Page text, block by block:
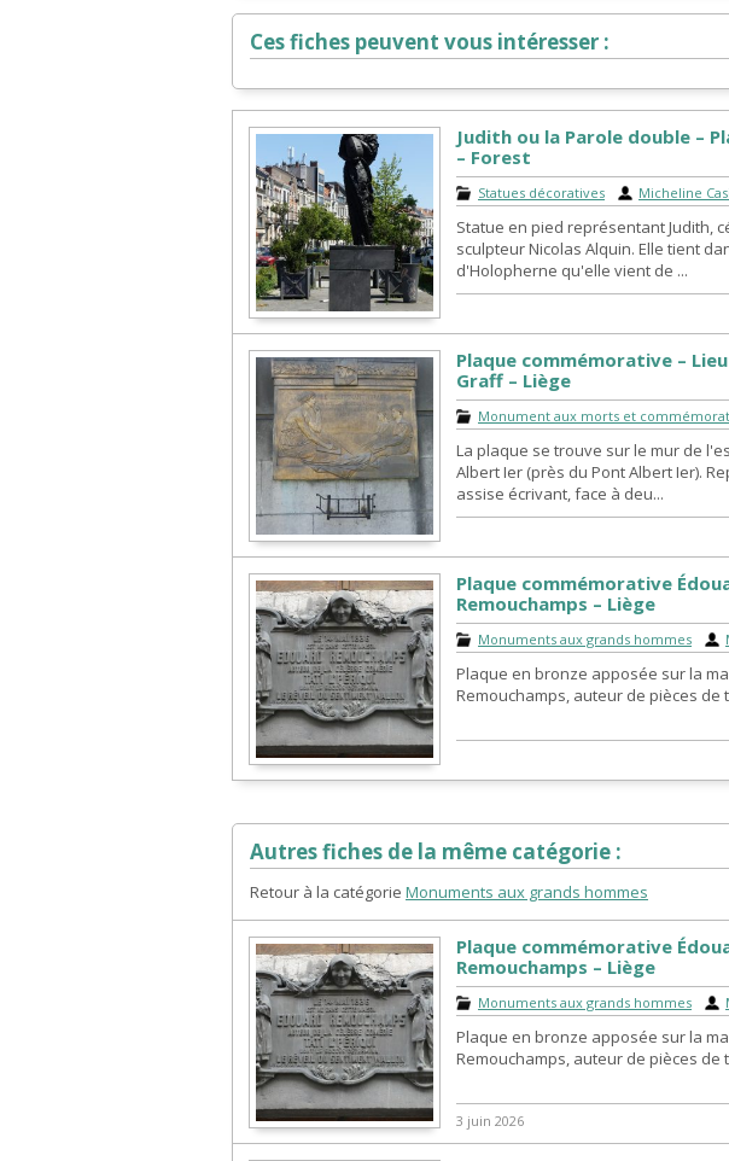
Ces fiches peuvent vous intéresser :
Judith ou la Parole double –
– Forest
Statues décoratives Micheline
Statue en pied représentant Judith,
sculpteur Nicolas Alquin. Elle tient
d'Holopherne qu'elle vient de ...
Plaque commémorative –
Graff – Liège
Monument aux morts et
La plaque se trouve sur le mur de
Albert Ier (près du Pont Albert Ier).
assise écrivant, face à deu...
Plaque commémorative
Remouchamps – Liège
Monuments aux grands hommes
Plaque en bronze apposée sur la
Remouchamps, auteur de pièces de
Autres fiches de la même catégorie :
Retour à la catégorie Monuments aux grands hommes
Plaque commémorative
Remouchamps – Liège
Monuments aux grands hommes
Plaque en bronze apposée sur la
Remouchamps, auteur de pièces de
3 juin 2026